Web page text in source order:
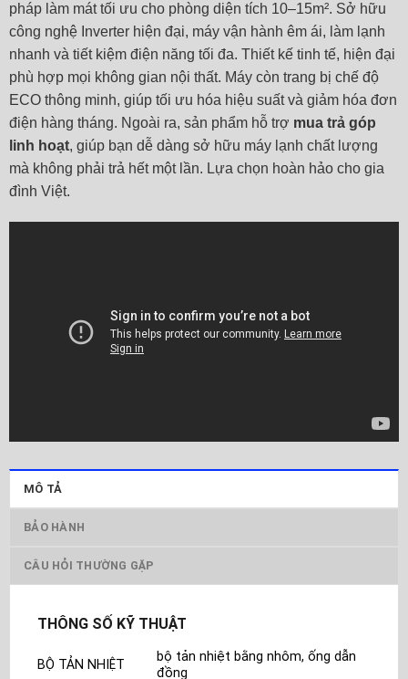
pháp làm mát tối ưu cho phòng diện tích 10–15m². Sở hữu
công nghệ Inverter hiện đại, máy vận hành êm ái, làm lạnh
nhanh và tiết kiệm điện năng tối đa. Thiết kế tinh tế, hiện đại
phù hợp mọi không gian nội thất. Máy còn trang bị chế độ
ECO thông minh, giúp tối ưu hóa hiệu suất và giảm hóa đơn
điện hàng tháng. Ngoài ra, sản phẩm hỗ trợ mua trả góp
linh hoạt, giúp bạn dễ dàng sở hữu máy lạnh chất lượng
mà không phải trả hết một lần. Lựa chọn hoàn hảo cho gia
đình Việt.
MÔ TẢ
BẢO HÀNH
CÂU HỎI THƯỜNG GẶP
THÔNG SỐ KỸ THUẬT
BỘ TẢN NHIỆT
bộ tản nhiệt bằng nhôm, ống dẫn
đồng